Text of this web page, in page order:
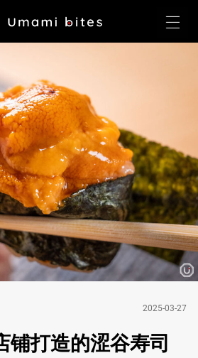
2025-03-27
铺打造的涩谷寿司